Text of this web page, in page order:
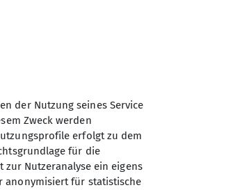
Bremen des
der Nutzung seines Service
Zweck werden
erfolgt zu dem
für die
zur Nutzeranalyse ein eigens
anonymisiert für statistische